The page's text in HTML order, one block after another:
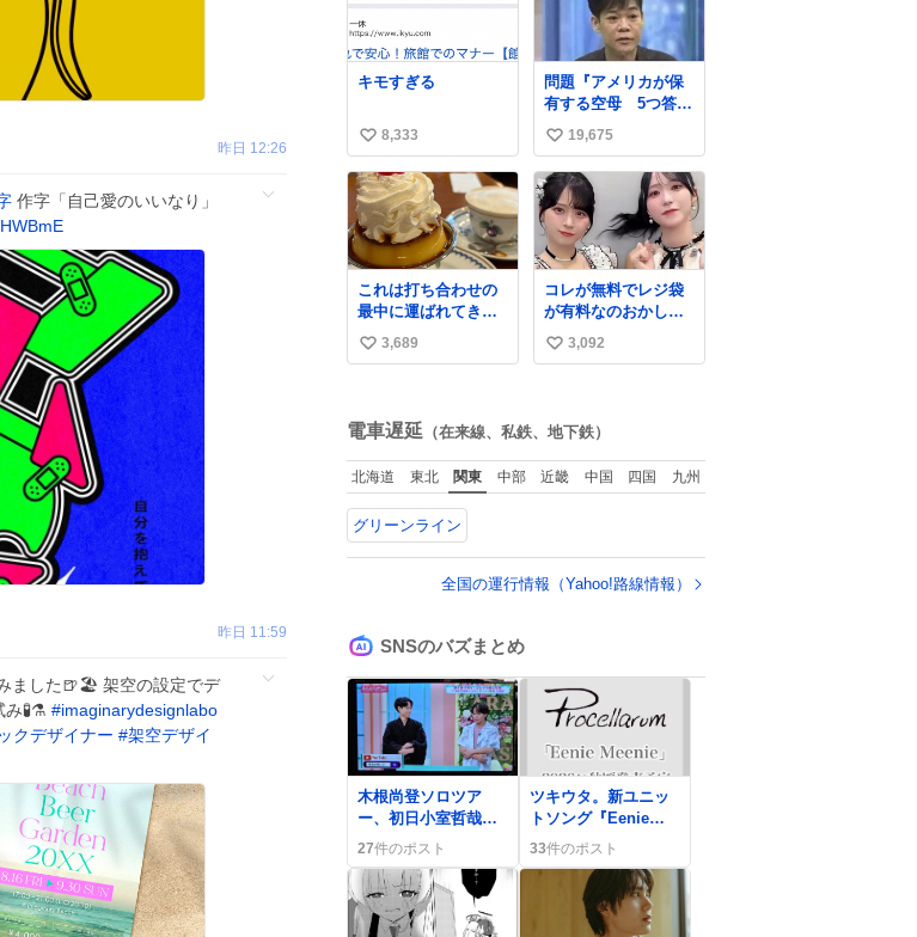
昨日 12:26
作字「自己愛のいいなり」
昨日 11:59
ました🍺🏖️ 架空の設定でデ
🧪⚗️ #imaginarydesignlabo
クデザイナー #架空デザイ
キモすぎる
い
い
ね
数
8,333
問題『アメリカが保
有する空母 5つ答え
よ』 名倉「ホンマご
めん、日本」
い
い
ね
数
19,675
これは打ち合わせの
最中に運ばれてきて
私の理性を根こそぎ
奪い去ったプリンの
い
数
3,689
コレが無料でレジ袋
が有料なのおかしい
って
い
数
3,092
電車遅延 （在来線、私鉄、地下鉄）
北海道 東北 関東 中部 近畿 中国 四国 九州
グリーンライン
全国の運行情報（Yahoo!路線情報）
SNSのバズまとめ
木根尚登ソロツア
ー、初日小室哲哉・
千秋楽宇都宮隆ゲス
ト決定にファン歓喜
27件のポスト
ツキウタ。新ユニッ
トソング『Eenie
Meenie』発売決定に
ファン歓喜「最高す
33件のポスト